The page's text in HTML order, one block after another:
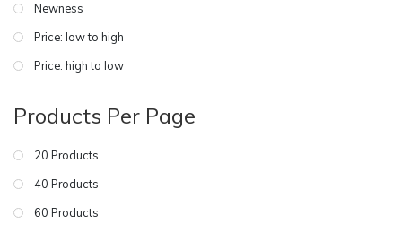
Newness
Price: low to high
Price: high to low
Products Per Page
20 Products
40 Products
60 Products